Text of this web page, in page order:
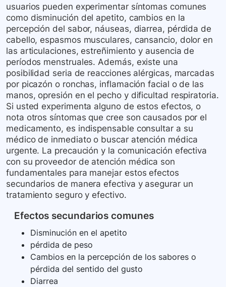
usuarios pueden experimentar síntomas comunes
como disminución del apetito, cambios en la
percepción del sabor, náuseas, diarrea, pérdida de
cabello, espasmos musculares, cansancio, dolor en
las articulaciones, estreñimiento y ausencia de
períodos menstruales. Además, existe una
posibilidad seria de reacciones alérgicas, marcadas
por picazón o ronchas, inflamación facial o de las
manos, opresión en el pecho y dificultad respiratoria.
Si usted experimenta alguno de estos efectos, o
nota otros síntomas que cree son causados por el
medicamento, es indispensable consultar a su
médico de inmediato o buscar atención médica
urgente. La precaución y la comunicación efectiva
con su proveedor de atención médica son
fundamentales para manejar estos efectos
secundarios de manera efectiva y asegurar un
tratamiento seguro y efectivo.
Efectos secundarios comunes
Disminución en el apetito
pérdida de peso
Cambios en la percepción de los sabores o
pérdida del sentido del gusto
Diarrea